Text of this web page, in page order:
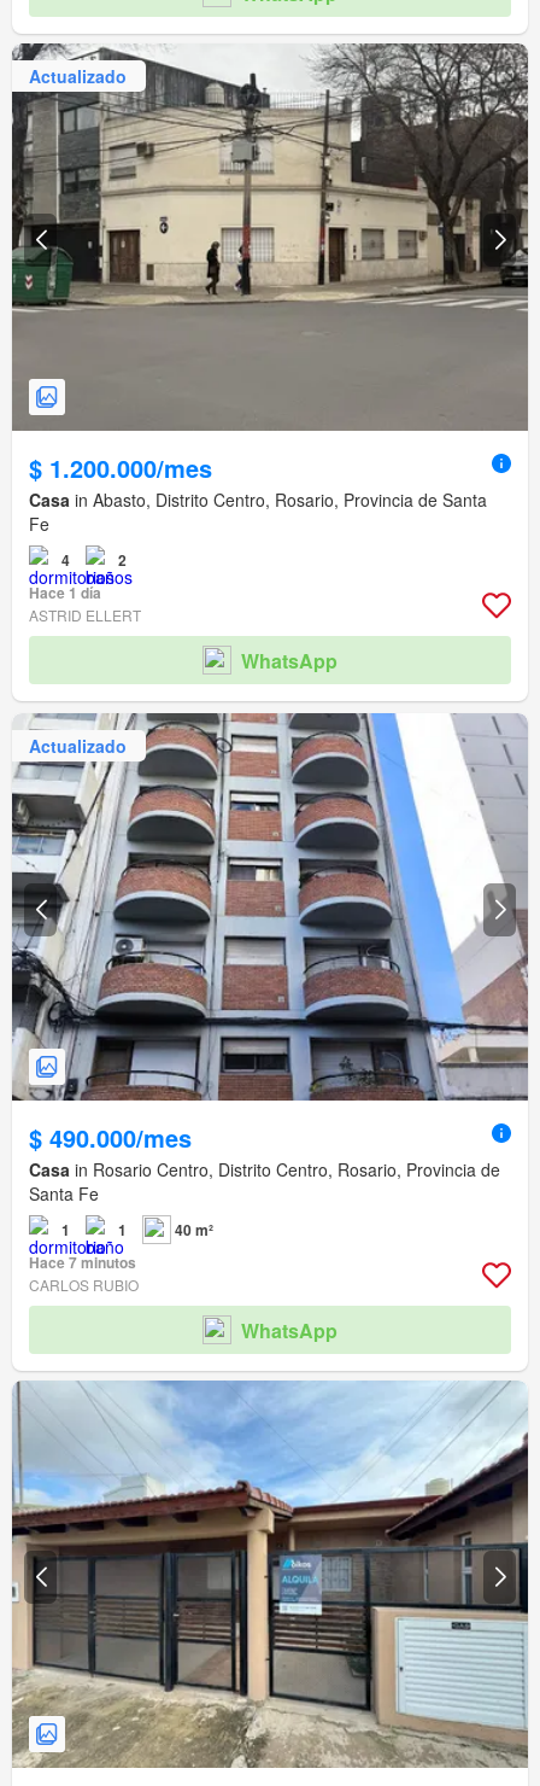
Actualizado
$ 1.200.000/mes
Casa in Abasto, Distrito Centro, Rosario, Provincia de Santa
Fe
4
2
Hace 1 día
ASTRID ELLERT
WhatsApp
Actualizado
$ 490.000/mes
Casa in Rosario Centro, Distrito Centro, Rosario, Provincia de
Santa Fe
1 1
40 m²
Hace 7 minutos
CARLOS RUBIO
WhatsApp